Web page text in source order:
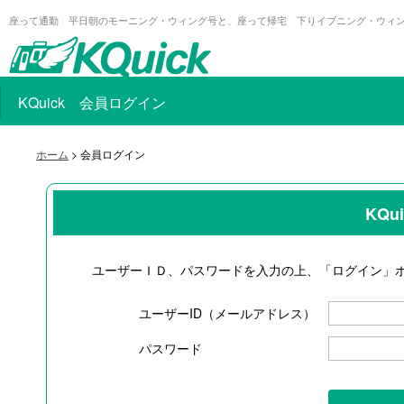
座って通勤 平日朝のモーニング・ウィング号と、座って帰宅 下りイブニング・ウィ
KQuick 会員ログイン
ホーム > 会員ログイン
ユーザーＩＤ、パスワードを入力の上、「ログイン」
ユーザーID（メールアドレス）
パスワード